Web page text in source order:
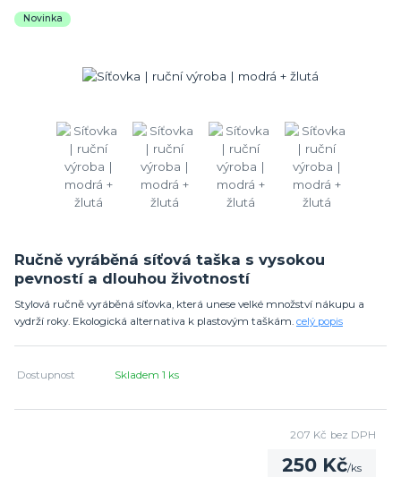
Novinka
Ručně vyráběná síťová taška s vysokou
pevností a dlouhou životností
Stylová ručně vyráběná síťovka, která unese velké množství nákupu a
vydrží roky. Ekologická alternativa k plastovým taškám. celý popis
Dostupnost Skladem 1 ks
250 Kč/ks
207 Kč bez DPH